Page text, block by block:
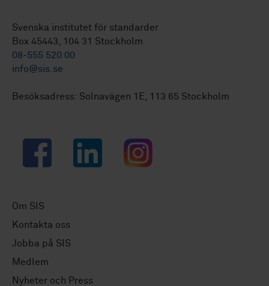
Svenska institutet för standarder
Box 45443, 104 31 Stockholm
08-555 520 00
info@sis.se
Besöksadress: Solnavägen 1E, 113 65 Stockholm
Facebook LinkedIn Instagram
Om SIS
Kontakta oss
Jobba på SIS
Medlem
Nyheter och Press